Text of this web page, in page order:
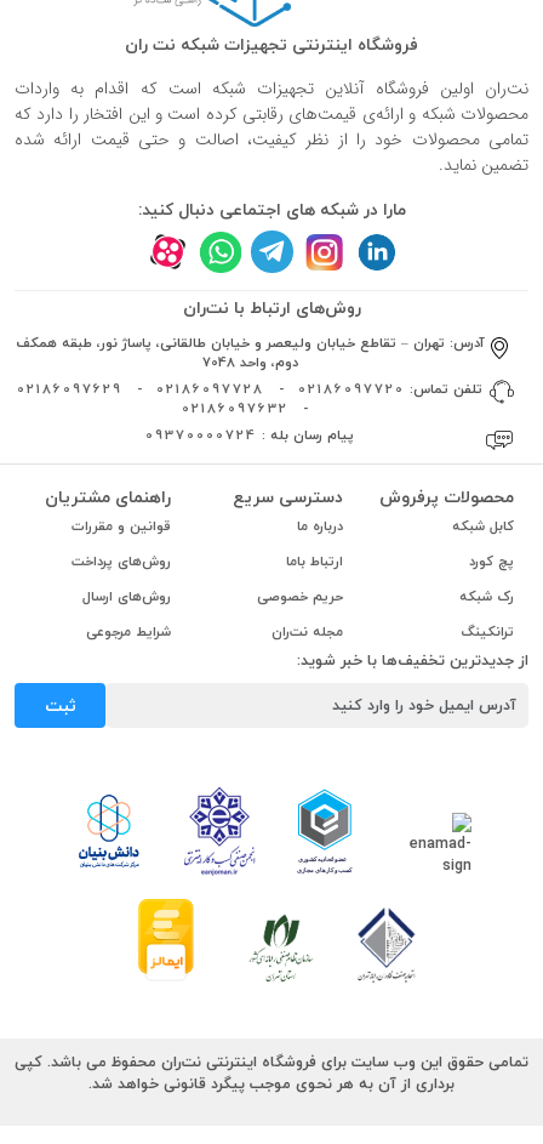
فروشگاه اینترنتی تجهیزات شبکه نت ران
نت‌ران اولین فروشگاه آنلاین تجهیزات شبکه است که اقدام به واردات
محصولات شبکه و ارائه‌ی قیمت‌های رقابتی کرده است و این افتخار را دارد که
تمامی محصولات خود را از نظر کیفیت، اصالت و حتی قیمت ارائه شده
تضمین نماید.
مارا در شبکه های اجتماعی دنبال کنید:
روش‌های ارتباط با نت‌ران
آدرس:تهران – تقاطع خیابان ولیعصر و خیابان طالقانی، پاساژ نور، طبقه همکف
دوم، واحد 7048
تلفن تماس:02186097720
02186097728
02186097629
02186097632
پیام رسان بله : 09370000724
محصولات پرفروش
کابل شبکه
پچ کورد
رک شبکه
ترانکینگ
دسترسی سریع
درباره ما
ارتباط باما
حریم خصوصی
مجله نت‌ران
راهنمای مشتریان
قوانین و مقررات
روش‌های پرداخت
روش‌های ارسال
شرایط مرجوعی
از جدیدترین تخفیف‌ها با خبر شوید:
ثبت
تمامی حقوق این وب سایت برای فروشگاه اینترنتی نت‌ران محفوظ می باشد. کپی
برداری از آن به هر نحوی موجب پیگرد قانونی خواهد شد.